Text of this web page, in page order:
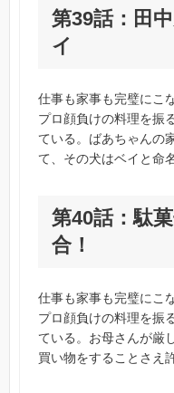
第39話：田
イ
仕事も家事も完璧にこ
プロ顔負けの料理を振
ている。ばあちゃんの
て、その犬はベイと命
第40話：駄
合！
仕事も家事も完璧にこ
プロ顔負けの料理を振
ている。お母さんが厳
買い物をすることさえ